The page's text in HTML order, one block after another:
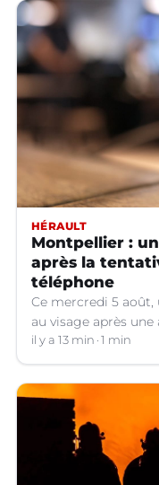
HÉRAULT
Montpellier :
après la
téléphone
Ce mercredi 5
au visage après
téléphone portable
il y a 13 min 1 min